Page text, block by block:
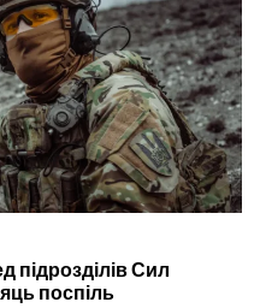
Сил
поспіль